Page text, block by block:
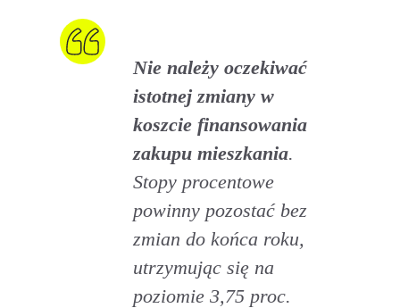
Nie należy oczekiwać
istotnej zmiany w
koszcie finansowania
zakupu mieszkania.
Stopy procentowe
powinny pozostać bez
zmian do końca roku,
utrzymując się na
poziomie 3,75 proc.